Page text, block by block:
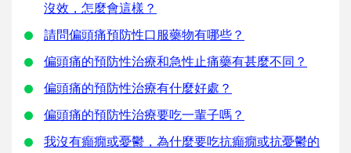
沒效，怎麼會這樣？
請問偏頭痛預防性口服藥物有哪些？
偏頭痛的預防性治療和急性止痛藥有甚麼不同？
偏頭痛的預防性治療有什麼好處？
偏頭痛的預防性治療要吃一輩子嗎？
我沒有癲癇或憂鬱，為什麼要吃抗癲癇或抗憂鬱的